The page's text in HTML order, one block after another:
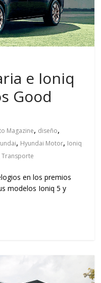
e Ioniq
Good
Magazine, diseño,
, Hyundai Motor, Ioniq
Transporte
en los premios
modelos Ioniq 5 y